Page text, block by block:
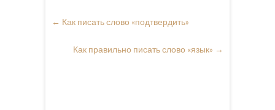
← Как писать слово «подтвердить»
Как правильно писать слово «язык» →